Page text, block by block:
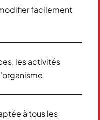
facilement
les activités
à tous les